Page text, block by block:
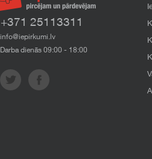
+371 25113311
info@iepirkumi.lv
Darba dienās 09:00 - 18:00